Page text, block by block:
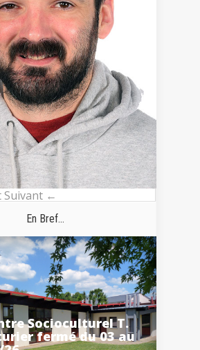
Suivant ←
En Bref...
Socioculturel T.
fermé du 03 au